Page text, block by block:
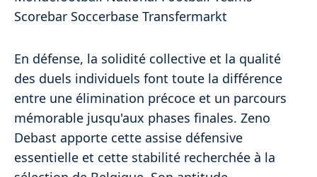
Scorebar Soccerbase Transfermarkt
En défense, la solidité collective et la qualité
des duels individuels font toute la différence
entre une élimination précoce et un parcours
mémorable jusqu'aux phases finales. Zeno
Debast apporte cette assise défensive
essentielle et cette stabilité recherchée à la